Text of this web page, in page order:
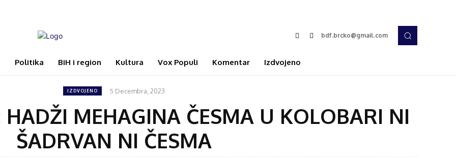
bdf.brcko@gmail.com
Politika BiH i region Kultura Vox Populi Komentar Izdvojeno
IZDVOJENO 5 Decembra, 2023
HADŽI MEHAGINA ČESMA U KOLOBARI NI
ŠADRVAN NI ČESMA